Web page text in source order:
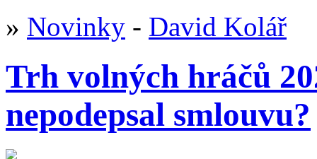
» Novinky - David Kolář
Trh volných hráčů
nepodepsal smlouvu?